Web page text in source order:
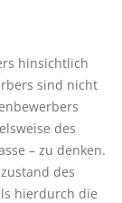
hinsichtlich
sind nicht
des
– zu denken.
des
hierdurch die